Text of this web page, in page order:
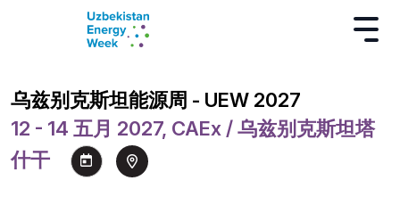
乌兹别克斯坦能源周 - UEW 2027
12 - 14 五月 2027, CAEx / 乌兹别克斯坦塔
什干